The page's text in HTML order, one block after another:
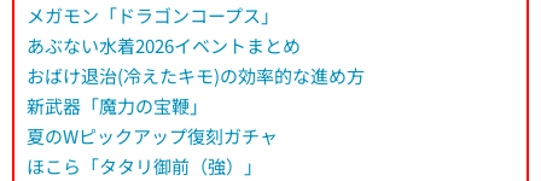
メガモン「ドラゴンコープス」
あぶない水着2026イベントまとめ
おばけ退治(冷えたキモ)の効率的な進め方
新武器「魔力の宝鞭」
夏のWピックアップ復刻ガチャ
ほこら「タタリ御前（強）」